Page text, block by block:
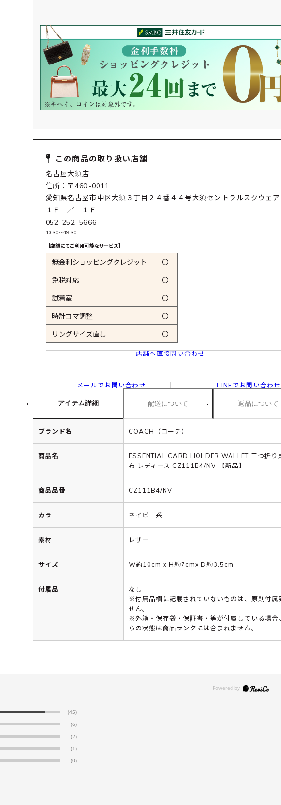
この商品の取り扱い店舗
名古屋大須店
住所：〒460-0011
愛知県名古屋市中区大須３丁目２４番４４号大須セントラルスクウェ
１Ｆ ／ １Ｆ
052-252-5666
10:30〜19:30
【店舗にてご利用可能なサービス】
無金利ショッピングクレジット 〇
免税対応 〇
試着室 〇
時計コマ調整 〇
リングサイズ直し 〇
店舗へ直接問い合わせ
メールでお問い合わせ LINEでお問い合わせ
アイテム詳細 配送について 返品について
ブランド名 COACH（コーチ）
商品名
ESSENTIAL CARD HOLDER WALLET 三つ折り
布 レディース CZ111B4/NV 【新品】
商品品番 CZ111B4/NV
カラー ネイビー系
素材 レザー
サイズ W約10cm x H約7cmx D約3.5cm
付属品
なし
※付属品欄に記載されていないものは、原則付属
せん。
※外箱・保存袋・保証書・等が付属している場合
らの状態は商品ランクには含まれません。
(45)
(6)
(2)
(1)
(0)